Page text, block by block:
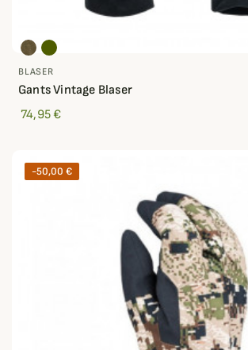
BLASER
Gants Vintage Blaser
74,95 €
-50,00 €